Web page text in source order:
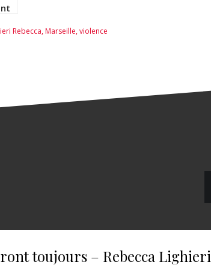
Rebecca,Marseille,violence
toujours – Rebecca Lighieri